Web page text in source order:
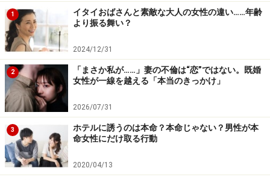
「条件ありき」の出会いはアリ？ ダメな恋
愛の“リスク回避”も
実は筆者も、今の夫（再婚）と出会ったきっかけはマッ
チングアプリです。
居住地（出身地）、職業（年収）、体形、趣味嗜好など
の条件を入れ、マッチングした中から外見（写真）が好
みの人とメッセージのやりとりをして、互いに「会って
みたい」意思が合致してからようやくリアルでデート。
1
イタイおばさんと素敵な大人の女性の違い……年齢
より振る舞い？
2024/12/31
2
「まさか私が……」妻の不倫は“恋”ではない。既婚
女性が一線を越える「本当のきっかけ」
2026/07/31
3
ホテルに誘うのは本命？本命じゃない？男性が本
命女性にだけ取る行動
2020/04/13